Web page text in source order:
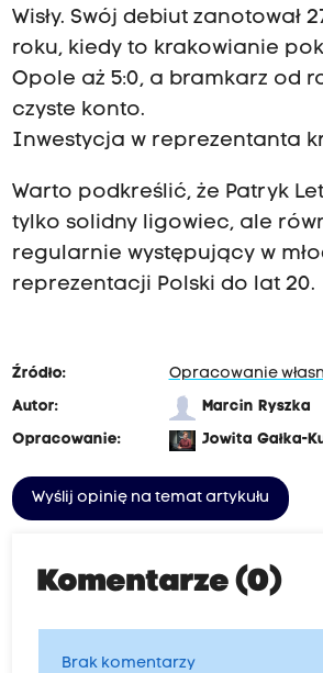
Wisły. Swój debiut zanotował
roku, kiedy to krakowianie
Opole aż 5:0, a bramkarz od
czyste konto.
Inwestycja w reprezentanta
Warto podkreślić, że Patryk
tylko solidny ligowiec, ale
regularnie występujący w
reprezentacji Polski do lat 20.
Źródło:
Opracowanie
Autor:
Marcin Ryszka
Opracowanie:
Jowita Gałka-
Wyślij opinię na temat artykułu
Komentarze (0)
Brak komentarzy